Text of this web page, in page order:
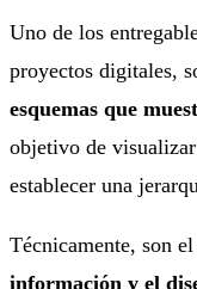
Uno de los
proyectos digitales,
esquemas que
objetivo de
establecer una
Técnicamente, son el
información y el